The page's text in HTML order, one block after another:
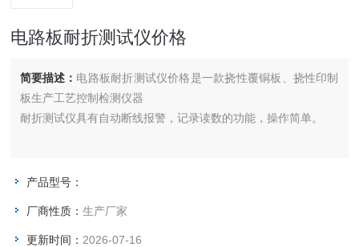
电路板耐折测试仪价格
简要描述： 电路板耐折测试仪价格是一款挠性覆铜板、挠性印制
板生产工艺控制检测仪器
耐折测试仪具有自动断线报警，记录读数的功能，操作简单。
产品型号：
厂商性质：生产厂家
更新时间： 2026-07-16